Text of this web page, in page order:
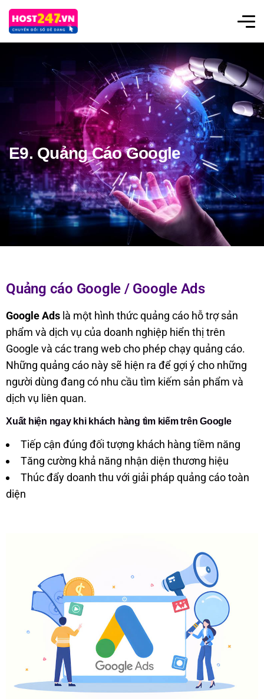
E9. Quảng Cáo Google
Quảng cáo Google / Google Ads
Google Ads là một hình thức quảng cáo hỗ trợ sản
phẩm và dịch vụ của doanh nghiệp hiển thị trên
Google và các trang web cho phép chạy quảng cáo.
Những quảng cáo này sẽ hiện ra để gợi ý cho những
người dùng đang có nhu cầu tìm kiếm sản phẩm và
dịch vụ liên quan.
Xuất hiện ngay khi khách hàng tìm kiếm trên Google
Tiếp cận đúng đối tượng khách hàng tiềm năng
Tăng cường khả năng nhận diện thương hiệu
Thúc đẩy doanh thu với giải pháp quảng cáo toàn
diện